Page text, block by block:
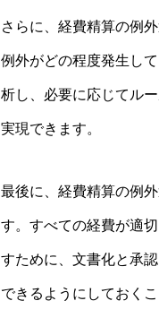
さらに、経費精算の例
例外がどの程度発生し
析し、必要に応じてル
実現できます。
最後に、経費精算の例
す。すべての経費が適
すために、文書化と承
できるようにしておく